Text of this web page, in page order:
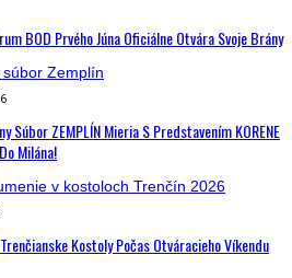
BOD Prvého Júna Oficiálne Otvára Svoje Brány
Súbor ZEMPLÍN Mieria S Predstavením KORENE
Milána!
Kostoly Počas Otváracieho Víkendu